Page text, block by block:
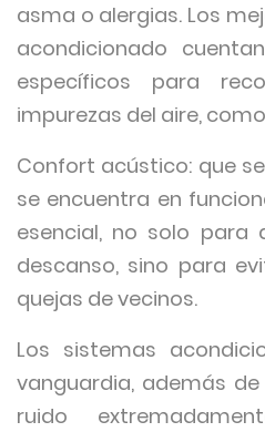
asma o alergias. Los
acondicionado
específicos para
impurezas del aire,
Confort acústico: que
se encuentra en
esencial, no solo para
descanso, sino para
quejas de vecinos.
Los sistemas
vanguardia, además
ruido